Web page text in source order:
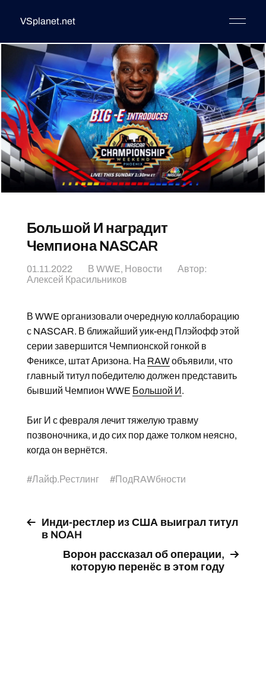
VSplanet.net
Большой И наградит
Чемпиона NASCAR
01.11.2022 В WWE, Новости
Автор:
Алексей Красильников
В WWE организовали очередную коллаборацию
с NASCAR. В ближайший уик-енд Плэйофф этой
серии завершится Чемпионской гонкой в
Фениксе, штат Аризона. На RAWобъявили, что
главный титул победителю должен представить
бывший Чемпион WWE Большой И .
Биг И с февраля лечит тяжелую травму
позвоночника, и до сих пор даже толком неясно,
когда он вернётся.
#Лайф.Рестлинг #ПодRAWбности
Инди-рестлер из США выиграл титул
в NOAH
Ворон рассказал об операции,
которую перенёс в этом году